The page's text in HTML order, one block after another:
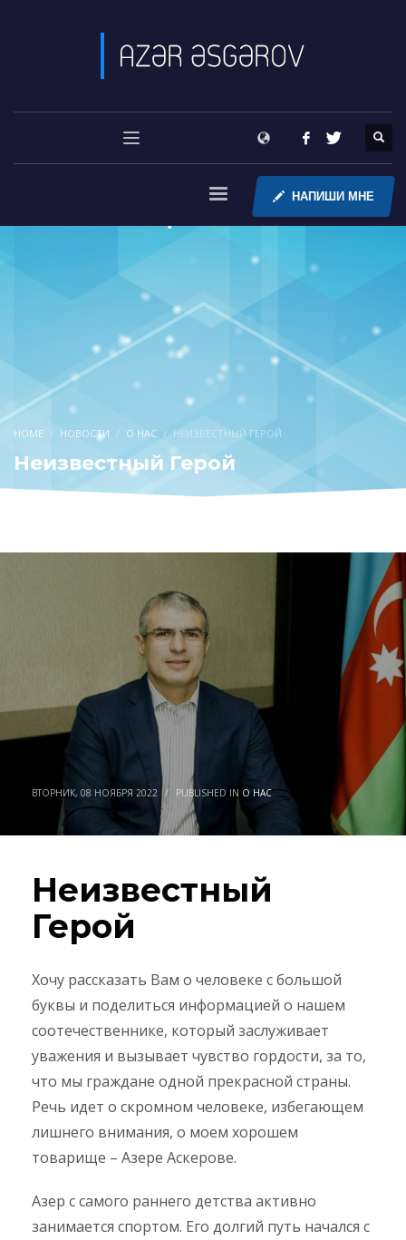
НАПИШИ МНЕ
HOME НОВОСТИ О НАС НЕИЗВЕСТНЫЙ ГЕРОЙ
Неизвестный Герой
ВТОРНИК, 08 НОЯБРЯ 2022 / PUBLISHED IN О НАС
Неизвестный
Герой
Хочу рассказать Вам о человеке с большой
буквы и поделиться информацией о нашем
соотечественнике, который заслуживает
уважения и вызывает чувство гордости, за то,
что мы граждане одной прекрасной страны.
Речь идет о скромном человеке, избегающем
лишнего внимания, о моем хорошем
товарище – Азере Аскерове.
Азер с самого раннего детства активно
занимается спортом. Его долгий путь начался с